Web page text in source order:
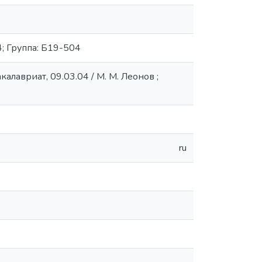
Группа: Б19-504
09.03.04 / М. М. Леонов ;
ru